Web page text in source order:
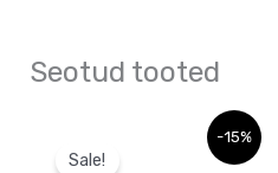
Seotud tooted
-15%
Sale!